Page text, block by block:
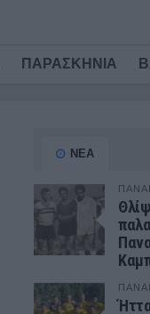
ΠΑΡΑΣΚΗΝΙΑ
ΝΕΑ